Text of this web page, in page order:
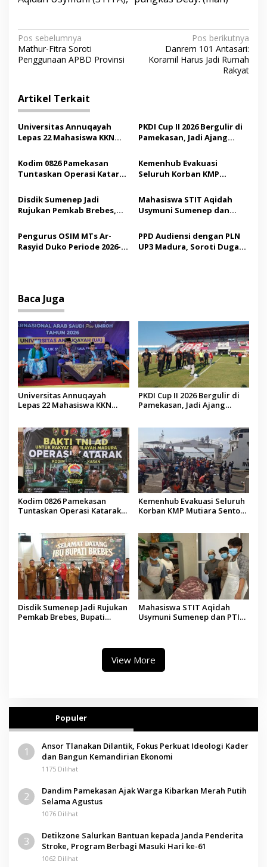
N
a
i
g
a
s
i
p
o
s
Pos sebelumnya
Mathur-Fitra Soroti
Penggunaan APBD Provinsi
Pos berikutnya
Danrem 101 Antasari:
Koramil Harus Jadi Rumah
Rakyat
Artikel Terkait
Universitas Annuqayah
Lepas 22 Mahasiswa KKN
Saudi
PKDI Cup II 2026 Bergulir di
Pamekasan, Jadi Ajang
Madura
Kodim 0826 Pamekasan
Tuntaskan Operasi Katarak
Tindakan Medis
Kemenhub Evakuasi
Seluruh Korban KMP
Operator Diaudit
Disdik Sumenep Jadi
Rujukan Pemkab Brebes,
Pendidikan Berbasis
Budaya
Mahasiswa STIT Aqidah
Usymuni Sumenep dan
Jenazah WNI Asal Aceh di
Malaysia
Pengurus OSIM MTs Ar-
Rasyid Duko Periode 2026-
PPD Audiensi dengan PLN
UP3 Madura, Soroti Dugaan
Baca Juga
Universitas Annuqayah
Lepas 22 Mahasiswa KKN
PKDI Cup II 2026 Bergulir di
Pamekasan, Jadi Ajang
Kodim 0826 Pamekasan
Tuntaskan Operasi Katarak
Kemenhub Evakuasi Seluruh
Korban KMP Mutiara Sentosa
Disdik Sumenep Jadi Rujukan
Pemkab Brebes, Bupati
Mahasiswa STIT Aqidah
Usymuni Sumenep dan PTIQ
View More
Populer
1
Ansor Tlanakan Dilantik, Fokus Perkuat Ideologi Kader
dan Bangun Kemandirian Ekonomi
1175 Dilihat
2
Dandim Pamekasan Ajak Warga Kibarkan Merah Putih
Selama Agustus
1076 Dilihat
3
Detikzone Salurkan Bantuan kepada Janda Penderita
Stroke, Program Berbagi Masuki Hari ke-61
1062 Dilihat